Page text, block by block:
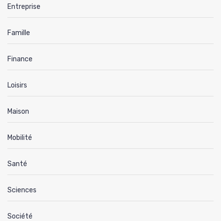
Entreprise
Famille
Finance
Loisirs
Maison
Mobilité
Santé
Sciences
Société